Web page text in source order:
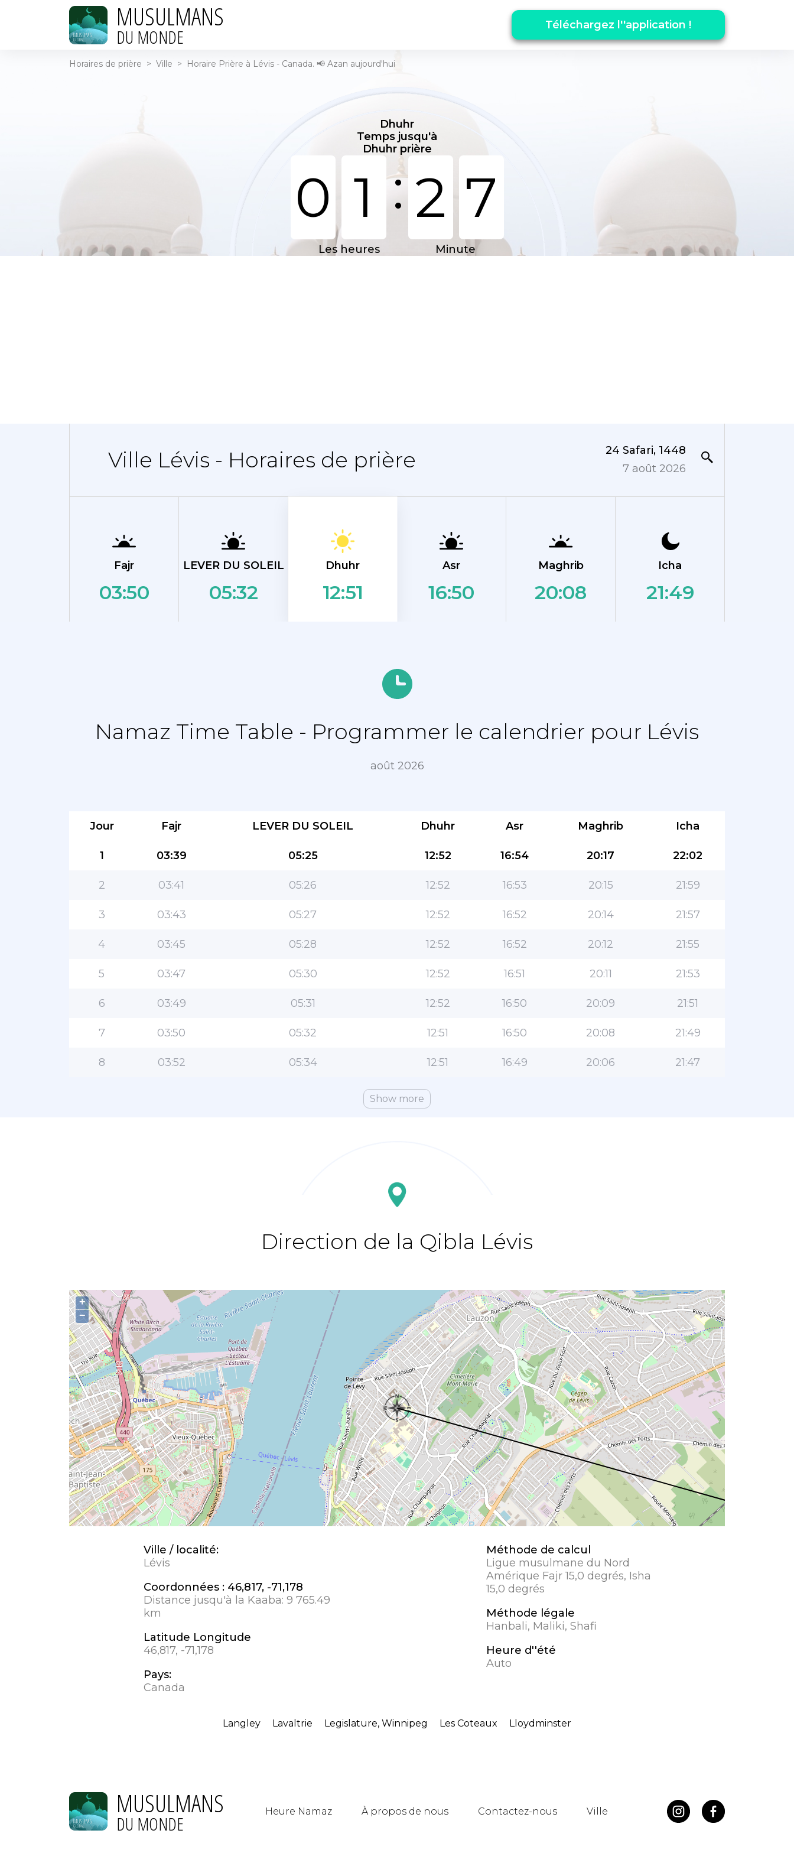
MUSULMANS
DU MONDE Téléchargez l''application !
Horaires de prière > Ville > Horaire Prière à Lévis - Canada. 📢 Azan aujourd'hui
Dhuhr
Temps jusqu'à
Dhuhr prière
0 1 :2 7
Les heures Minute
Ville Lévis - Horaires de prière
24 Safari, 1448
7 août 2026
Fajr
03:50
LEVER DU SOLEIL
05:32
Dhuhr
12:51
Asr
16:50
Maghrib
20:08
Icha
21:49
Namaz Time Table - Programmer le calendrier pour Lévis
août 2026
Jour Fajr LEVER DU SOLEIL Dhuhr Asr Maghrib Icha
1 03:39 05:25 12:52 16:54 20:17 22:02
2 03:41 05:26 12:52 16:53 20:15 21:59
3 03:43 05:27 12:52 16:52 20:14 21:57
4 03:45 05:28 12:52 16:52 20:12 21:55
5 03:47 05:30 12:52 16:51 20:11 21:53
6 03:49 05:31 12:52 16:50 20:09 21:51
7 03:50 05:32 12:51 16:50 20:08 21:49
8 03:52 05:34 12:51 16:49 20:06 21:47
Show more
Direction de la Qibla Lévis
+
−
Ville / localité:
Lévis
Coordonnées : 46,817, -71,178
Distance jusqu'à la Kaaba: 9 765.49
km
Latitude Longitude
46,817, -71,178
Pays:
Canada
Méthode de calcul
Ligue musulmane du Nord
Amérique Fajr 15,0 degrés, Isha
15,0 degrés
Méthode légale
Hanbali, Maliki, Shafi
Heure d''été
Auto
Langley Lavaltrie Legislature, Winnipeg Les Coteaux Lloydminster
MUSULMANS
DU MONDE Heure Namaz À propos de nous Contactez-nous Ville
L''application la plus populaire pour les
heures de prière les plus précises